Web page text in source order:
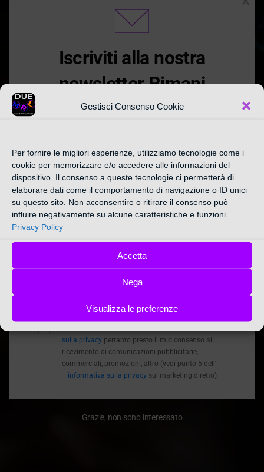
Gestisci Consenso Cookie
Per fornire le migliori esperienze, utilizziamo tecnologie come i
cookie per memorizzare e/o accedere alle informazioni del
dispositivo. Il consenso a queste tecnologie ci permetterà di
elaborare dati come il comportamento di navigazione o ID unici
su questo sito. Non acconsentire o ritirare il consenso può
influire negativamente su alcune caratteristiche e funzioni.
Privacy Policy
Accetta
Nega
Visualizza le preferenze
CATEGORIA:
INTIMO DONNA
HOME/INTIMO DONNA
Iscriviti alla nostra
newsletter Rimani
Aggiornato
sotto e Approfitta delle promozioni e offerte
esclusive in anteprima nella sezione
"Sconti Consigliati " a partire da 10% al 70%
Nome
*Nome
*Inserisci la E-mail
ISCRIVITI ORA!
sulla privacy pertanto presto il mio consenso al
ricevimento di comunicazioni pubblicitarie,
commerciali, promozioni, altro (vedi punto 5 dell'
informativa sulla privacy sul marketing diretto)
Grazie, non sono interessato